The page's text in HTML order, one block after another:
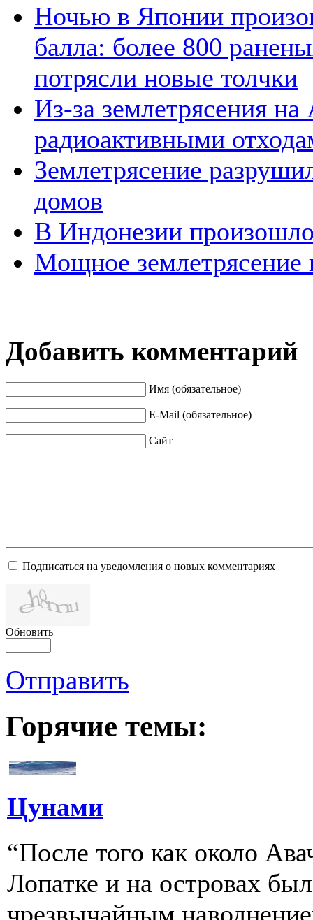
Ночью в Японии
балла: более 800
потрясли новые толчки
Из-за землетрясения
радиоактивными
Землетрясение
домов
В Индонезии
Мощное землетрясение
Добавить комментарий
Имя (обязательное)
E-Mail (обязательное)
Сайт
Подписаться на уведомления о новых комментариях
Обновить
Отправить
Горячие темы:
Цунами
“После того как около
Лопатке и на островах
чрезвычайным